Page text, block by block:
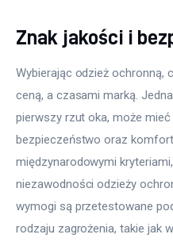
Znak jakości i
Wybierając odzież ochronną,
ceną, a czasami marką.
pierwszy rzut oka, może
bezpieczeństwo oraz komfort
międzynarodowymi
niezawodności odzieży
wymogi są przetestowane
rodzaju zagrożenia, takie jak